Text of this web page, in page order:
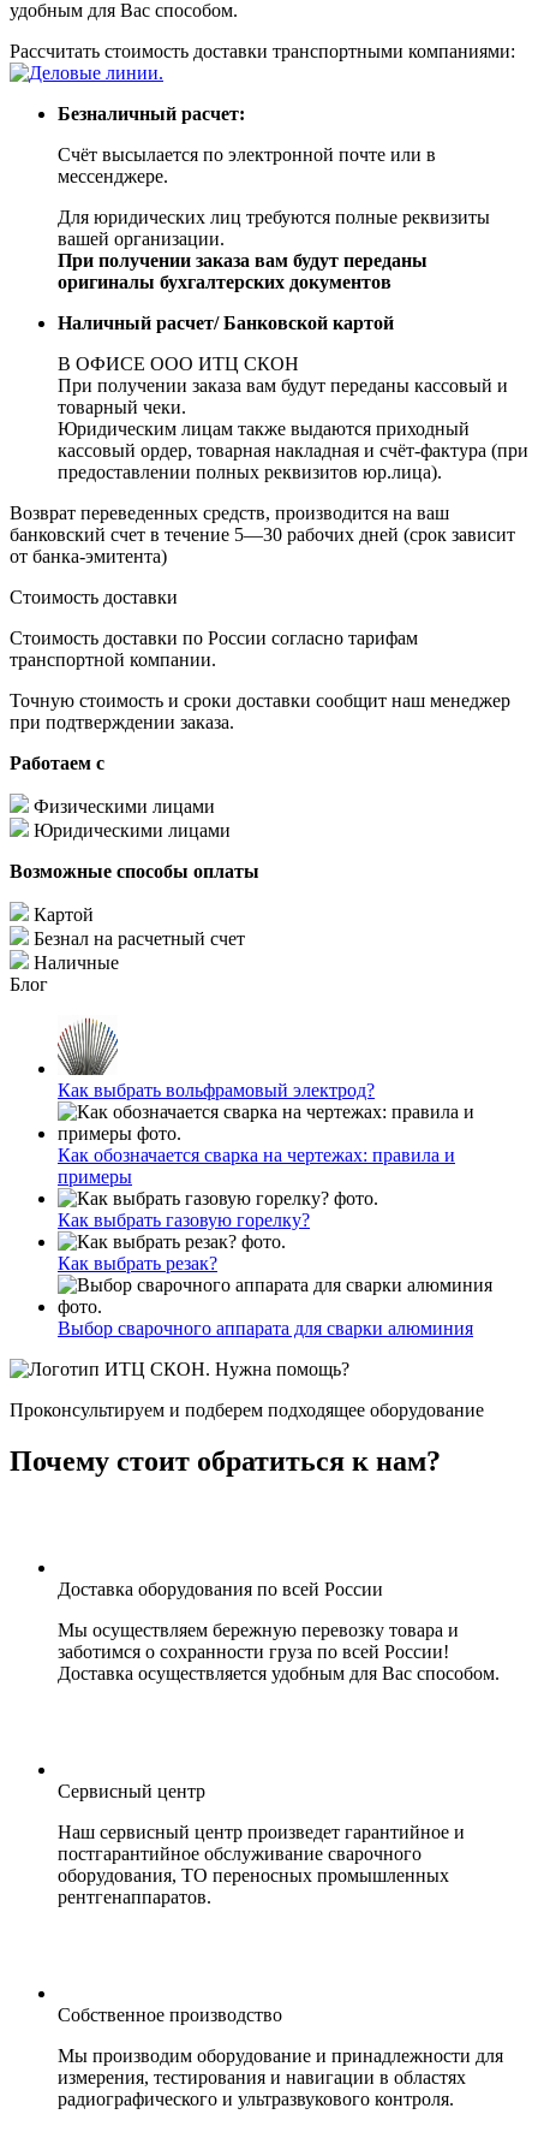
удобным для Вас способом.
Рассчитать стоимость доставки транспортными компаниями:
Безналичный расчет:
Счёт высылается по электронной почте или в
мессенджере.
Для юридических лиц требуются полные реквизиты
вашей организации.
При получении заказа вам будут переданы
оригиналы бухгалтерских документов
Наличный расчет/ Банковской картой
В ОФИСЕ ООО ИТЦ СКОН
При получении заказа вам будут переданы кассовый и
товарный чеки.
Юридическим лицам также выдаются приходный
кассовый ордер, товарная накладная и счёт-фактура (при
предоставлении полных реквизитов юр.лица).
Возврат переведенных средств, производится на ваш
банковский счет в течение 5—30 рабочих дней (срок зависит
от банка-эмитента)
Стоимость доставки
Стоимость доставки по России согласно тарифам
транспортной компании.
Точную стоимость и сроки доставки сообщит наш менеджер
при подтверждении заказа.
Работаем с
Физическими лицами
Юридическими лицами
Возможные способы оплаты
Картой
Безнал на расчетный счет
Наличные
Блог
Как выбрать вольфрамовый электрод?
Как обозначается сварка на чертежах: правила и
примеры
Как выбрать газовую горелку?
Как выбрать резак?
Выбор сварочного аппарата для сварки алюминия
Нужна помощь?
Проконсультируем и подберем подходящее оборудование
Почему стоит обратиться к нам?
Доставка оборудования по всей России
Мы осуществляем бережную перевозку товара и
заботимся о сохранности груза по всей России!
Доставка осуществляется удобным для Вас способом.
Сервисный центр
Наш сервисный центр произведет гарантийное и
постгарантийное обслуживание сварочного
оборудования, ТО переносных промышленных
рентгенаппаратов.
Собственное производство
Мы производим оборудование и принадлежности для
измерения, тестирования и навигации в областях
радиографического и ультразвукового контроля.